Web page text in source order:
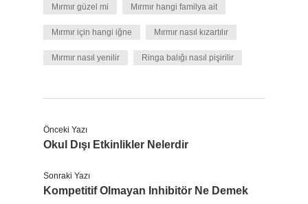
Mırmır güzel mi Mırmır hangi familya ait
Mırmır için hangi iğne Mırmır nasıl kızartılır
Mırmır nasıl yenilir Ringa balığı nasıl pişirilir
Önceki Yazı
Okul Dışı Etkinlikler Nelerdir
Sonraki Yazı
Kompetitif Olmayan Inhibitör Ne Demek